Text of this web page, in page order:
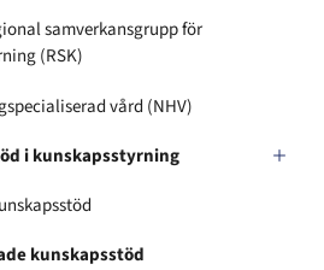
samverkansgrupp för
(RSK)
vård (NHV)
i kunskapsstyrning
kunskapsstöd